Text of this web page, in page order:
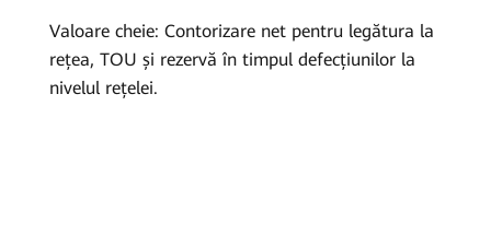
România
Valoare cheie: Contorizare net pentru legătura la
rețea, TOU și rezervă în timpul defecțiunilor la
nivelul rețelei.